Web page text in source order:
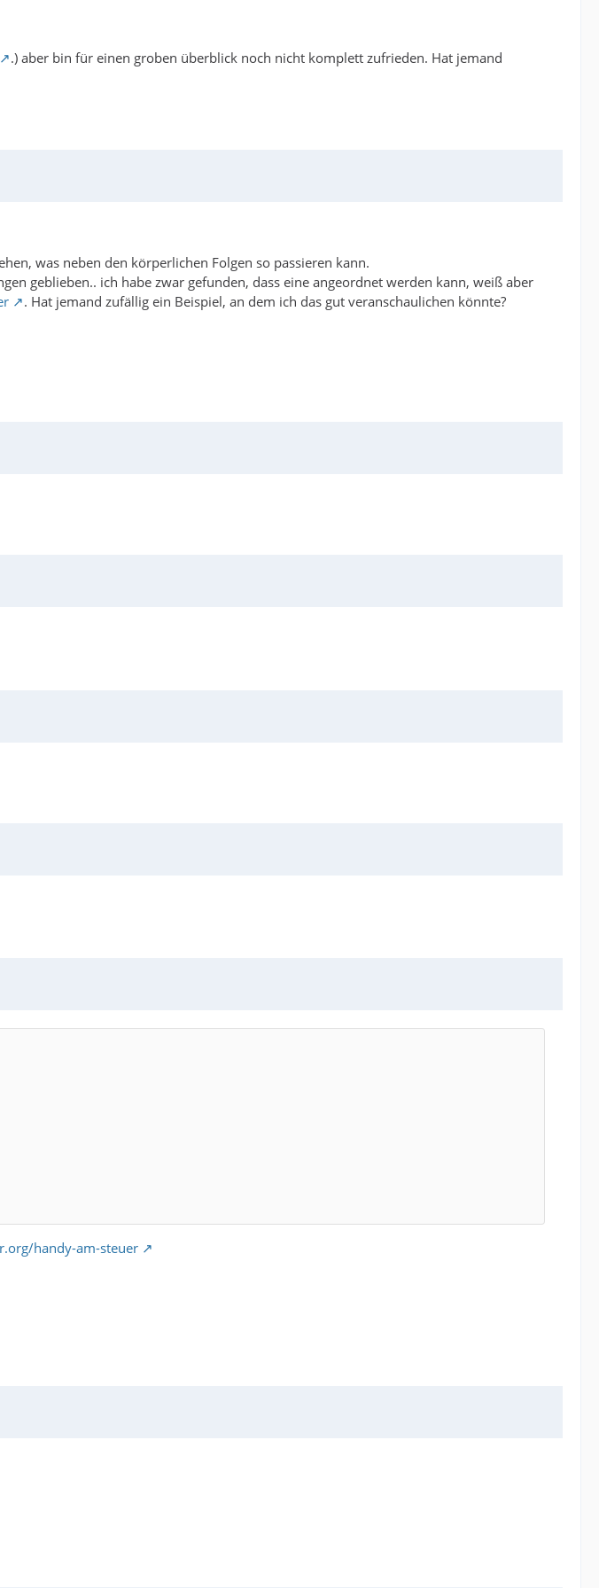
.) aber bin für einen groben überblick noch nicht komplett zufrieden. Hat jemand
was neben den körperlichen Folgen so passieren kann.
geblieben.. ich habe zwar gefunden, dass eine angeordnet werden kann, weiß aber
. Hat jemand zufällig ein Beispiel, an dem ich das gut veranschaulichen könnte?
handy-am-steuer